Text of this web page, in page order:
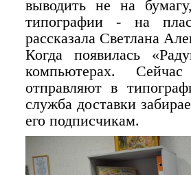
выводить не на
типографии - на
рассказала Светлана
Когда появилась
компьютерах.
отправляют в
служба доставки
его подписчикам.